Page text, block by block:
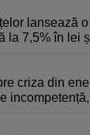
lansează
la 7,5% în lei
criza din